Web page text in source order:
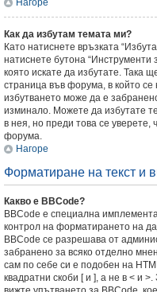
Нагоре
Как да избутам темата ми?
Като натиснете връзката
натиснете бутона “Инструменти
която искате да избутате. Така
страница във форума, в който
избутването може да е
изминало. Можете да избутате
в нея, но преди това се уверете,
форума.
Нагоре
Форматиране на текст и
Какво е BBCode?
BBCode е специална
контрол на форматирането на
BBCode се разрешава от
забранено за всяко отделно
сам по себе си е подобен на
квадратни скоби [ и ], а не в < и